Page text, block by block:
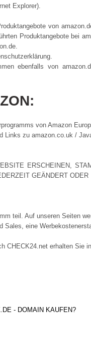
Explorer).
von
Produktangebote bei
ebenfalls von
von Amazon
Links zu amazon.co.uk /
ERSCHEINEN,
GEÄNDERT
teil. Auf unseren Seiten
Sales, eine
CHECK24.net erhalten Sie
- DOMAIN KAUFEN?